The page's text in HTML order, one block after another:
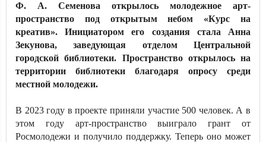
Ф. А. Семенова открылось молодежное арт-
пространство под открытым небом «Курс на
креатив». Инициатором его создания стала Анна
Зекунова, заведующая отделом Центральной
городской библиотеки. Пространство открылось на
территории библиотеки благодаря опросу среди
местной молодежи.
В 2023 году в проекте приняли участие 500 человек. А в
этом году арт-пространство выиграло грант от
Росмолодежи и получило поддержку. Теперь оно может